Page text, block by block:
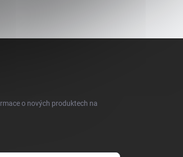
o nových produktech na